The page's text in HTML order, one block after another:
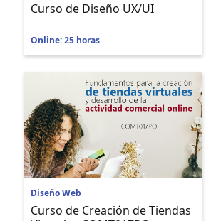
Curso de Diseño UX/UI
Online: 25 horas
Diseño Web
Curso de Creación de Tiendas